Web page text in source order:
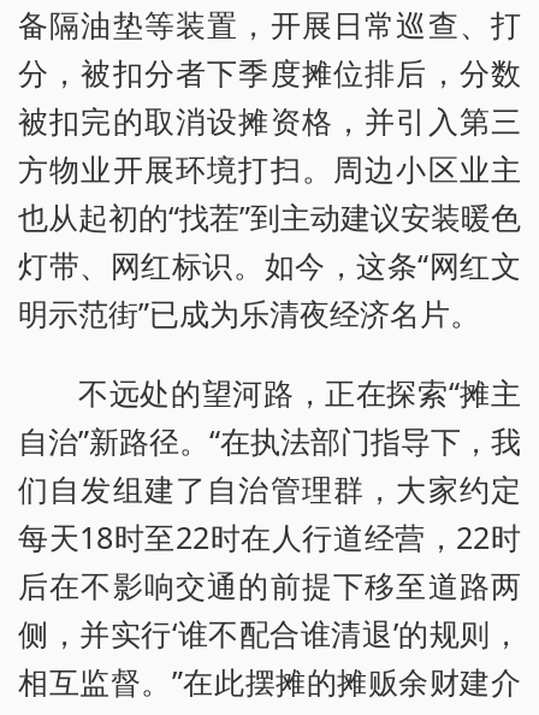
备隔油垫等装置，开展日常巡查、打
分，被扣分者下季度摊位排后，分数
被扣完的取消设摊资格，并引入第三
方物业开展环境打扫。周边小区业主
也从起初的“找茬”到主动建议安装暖色
灯带、网红标识。如今，这条“网红文
明示范街”已成为乐清夜经济名片。
不远处的望河路，正在探索“摊主
自治”新路径。“在执法部门指导下，我
们自发组建了自治管理群，大家约定
每天18时至22时在人行道经营，22时
后在不影响交通的前提下移至道路两
侧，并实行‘谁不配合谁清退’的规则，
相互监督。”在此摆摊的摊贩余财建介